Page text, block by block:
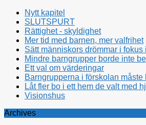
Nytt kapitel
SLUTSPURT
Rättighet - skyldighet
Mer tid med barnen, mer valfrihet
Sätt människors drömmar i
Mindre barngrupper borde inte
Ett val om värderingar
Barngrupperna i förskolan måste
Låt fler bo i ett hem de valt med
Visionshus
Archives